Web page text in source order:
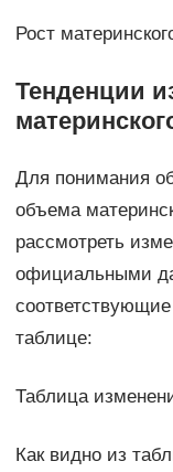
Рост
Тенденции
Для понимания
объема
рассмотреть
официальными
таблице:
Таблица
Как видно из